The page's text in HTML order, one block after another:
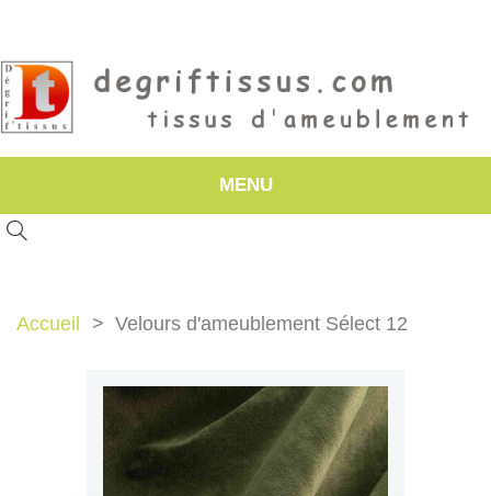
MENU
Accueil Velours d'ameublement Sélect 12